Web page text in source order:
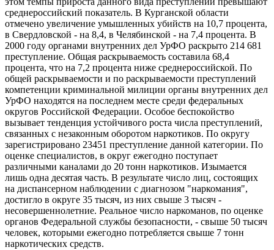
среднероссийский показатель. В Курганской области
отмечено увеличение умышленных убийств на 10,7 процента,
в Свердловской - на 8,4, в Челябинской - на 7,4 процента. В
2000 году органами внутренних дел УрФО раскрыто 214 681
преступление. Общая раскрываемость составила 68,4
процента, что на 7,2 процента ниже среднероссийской. По
общей раскрываемости и по раскрываемости преступлений
компетенции криминальной милиции органы внутренних дел
УрФО находятся на последнем месте среди федеральных
округов Российской Федерации. Особое беспокойство
вызывает тенденция устойчивого роста числа преступлений,
связанных с незаконным оборотом наркотиков. По округу
зарегистрировано 23451 преступление данной категории. По
оценке специалистов, в округ ежегодно поступает
различными каналами до 20 тонн наркотиков. Изымается
лишь одна десятая часть. В результате число лиц, состоящих
на диспансерном наблюдении с диагнозом "наркомания",
достигло в округе 35 тысяч, из них свыше 3 тысяч -
несовершеннолетние. Реальное число наркоманов, по оценке
органов Федеральной службы безопасности, - свыше 50 тысяч
человек, которыми ежегодно потребляется свыше 7 тонн
наркотических средств.